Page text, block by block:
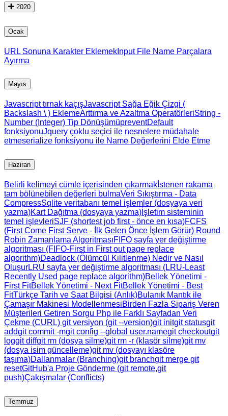
2020
Ocak
URL Sonuna Karakter Eklemek Input File Name Parçalara
Ayırma
Mayıs
Javascript tırnak kaçışJavascript Sağa Eğik Çizgi (
Backslash \ ) EklemeArttırma ve Azaltma OperatörleriString -
Number (Integer) Tip DönüşümüpreventDefault
fonksiyonuJquery çoklu seçici ile nesnelere müdahale
etmeserialize fonksiyonu ile Name Değerlerini Elde Etme
Haziran
Belirli kelimeyi cümle içerisinden çıkarmak İstenen rakama
tam bölünebilen değerleri bulmaVeri Sıkıştırma - Data
CompressSqlite veritabanı temel işlemler (dosyaya veri
yazma)Kart Dağıtma (dosyaya yazma) İşletim sisteminin
temel işlevleriSJF (shortest job first - önce en kısa)FCFS
(First Come First Serve - İlk Gelen Önce İşlem Görür) Round
Robin Zamanlama AlgoritmasıFIFO sayfa yer değiştirme
algoritması (FIFO-First in First out page replace
algorithm)Deadlock (Ölümcül Kilitlenme) Nedir ve Nasıl
OluşurLRU sayfa yer değiştirme algoritması (LRU-Least
Recently Used page replace algorithm)Bellek Yönetimi -
First FitBellek Yönetimi - Next FitBellek Yönetimi - Best
FitTürkçe Tarih ve Saat Bilgisi (Anlık)Bulanık Mantık ile
Çamaşır Makinesi ModellenmesiBirden Fazla Sipariş Veren
Müşterileri Getiren Sorgu Php ile Farklı Sayfadan Veri
Çekme (CURL) git versiyon (git --version)git initgit statusgit
addgit commit -mgit config --global user.namegit checkoutgit
loggit diffgit rm (dosya silme)git rm -r (klasör silme)git mv
(dosya isim güncelleme)git mv (dosyayı klasöre
taşıma)Dallanmalar (Branching)git branchgit merge git
resetGitHub'a Proje Gönderme (git remote,git
push)Çakışmalar (Conflicts)
Temmuz